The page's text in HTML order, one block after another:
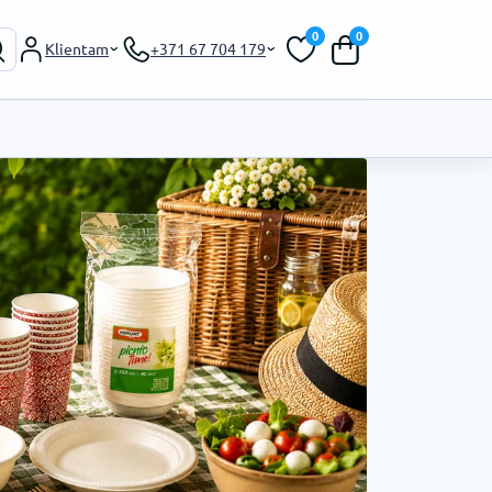
Klientam +371 67 704 179
0 0